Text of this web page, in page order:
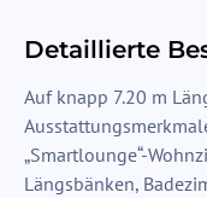
Detaillierte
Auf knapp 7.20 m
„Smartlounge“-
Längsbänken,